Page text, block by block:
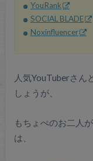
YouRank
SOCIAL BLADE
Noxinfluencer
人気YouTuberさん
しょうが、
もちょぺのお二人
は、